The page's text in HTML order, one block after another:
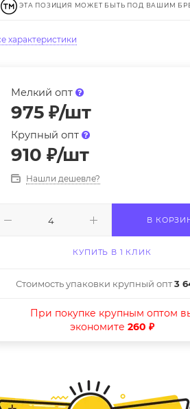
ЭТА ПОЗИЦИЯ МОЖЕТ БЫТЬ ПОД ВАШИМ
характеристики
Мелкий опт
975 ₽/шт
Крупный опт
910 ₽/шт
Нашли дешевле?
В
КУПИТЬ В 1 КЛИК
Стоимость упаковки крупный опт3
При покупке крупным оптом
экономите 260 ₽